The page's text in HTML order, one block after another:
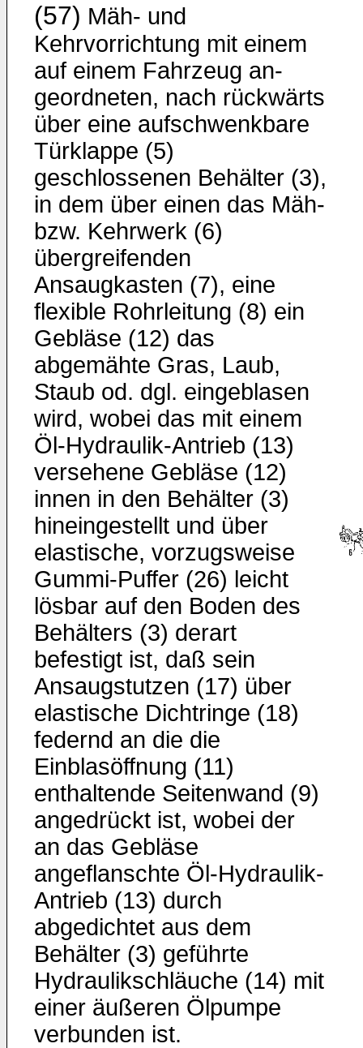
(57) Mäh- und
Kehrvorrichtung mit einem
auf einem Fahrzeug an­
geordneten, nach rückwärts
über eine aufschwenkbare
Tür­klappe (5)
geschlossenen Behälter (3),
in dem über einen das Mäh-
bzw. Kehrwerk (6)
übergreifenden
Ansaugkasten (7), eine
flexible Rohrleitung (8) ein
Gebläse (12) das
abgemähte Gras, Laub,
Staub od. dgl. eingeblasen
wird, wobei das mit einem
Öl-Hydraulik-An­trieb (13)
versehene Gebläse (12)
innen in den Behälter (3)
hineinge­stellt und über
elastische, vorzugsweise
Gummi-Puffer (26) leicht
lösbar auf den Boden des
Behälters (3) derart
befestigt ist, daß sein
Ansaugstutzen (17) über
elastische Dichtringe (18)
fe­dernd an die die
Einblasöffnung (11)
enthaltende Seitenwand (9)
an­gedrückt ist, wobei der
an das Gebläse
angeflanschte Öl-Hydraulik-
An­trieb (13) durch
abgedichtet aus dem
Behälter (3) geführte
Hydrau­likschläuche (14) mit
einer äußeren Ölpumpe
verbunden ist.